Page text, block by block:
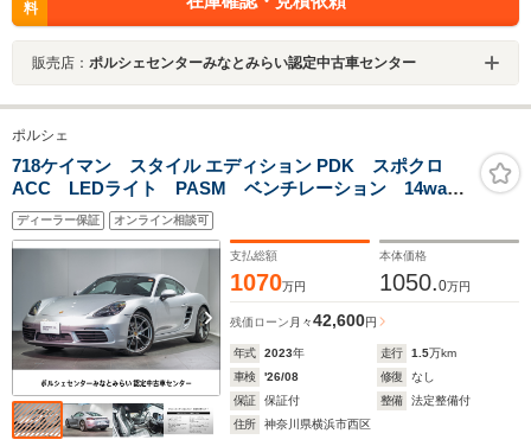
料
販売店： ポルシェセンターみなとみらい認定中古車センター
ポルシェ
718ケイマン スタイル エディション PDK スポクロ
ACC LEDライト PASM ベンチレーション 14way
電動スポーツシート エントリードライブ レーンチェ
ンジ 電動ミラー スポーツテールパイプ(シルバー)
ディーラー保証 オンライン相談可
支払総額
1070万円
本体価格
1050.0万円
残価ローン 月々42,600円
年式 2023年 走行 1.5万km
車検
'26/08 修復
なし
保証
保証付 整備
法定整備付
住所
神奈川県横浜市西区